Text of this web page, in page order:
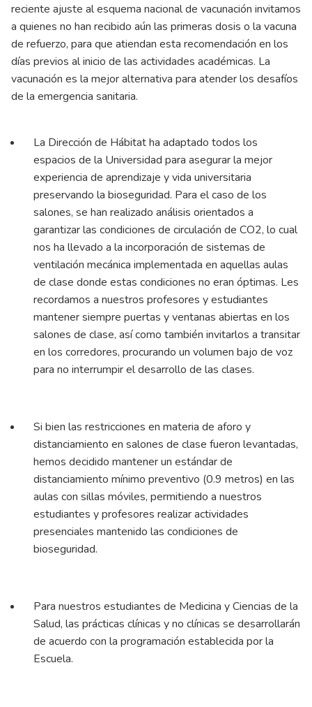
reciente ajuste al esquema nacional de vacunación invitamos
a quienes no han recibido aún las primeras dosis o la vacuna
de refuerzo, para que atiendan esta recomendación en los
días previos al inicio de las actividades académicas. La
vacunación es la mejor alternativa para atender los desafíos
de la emergencia sanitaria.
La Dirección de Hábitat ha adaptado todos los
espacios de la Universidad para asegurar la mejor
experiencia de aprendizaje y vida universitaria
preservando la bioseguridad. Para el caso de los
salones, se han realizado análisis orientados a
garantizar las condiciones de circulación de CO2, lo cual
nos ha llevado a la incorporación de sistemas de
ventilación mecánica implementada en aquellas aulas
de clase donde estas condiciones no eran óptimas. Les
recordamos a nuestros profesores y estudiantes
mantener siempre puertas y ventanas abiertas en los
salones de clase, así como también invitarlos a transitar
en los corredores, procurando un volumen bajo de voz
para no interrumpir el desarrollo de las clases.
Si bien las restricciones en materia de aforo y
distanciamiento en salones de clase fueron levantadas,
hemos decidido mantener un estándar de
distanciamiento mínimo preventivo (0.9 metros) en las
aulas con sillas móviles, permitiendo a nuestros
estudiantes y profesores realizar actividades
presenciales mantenido las condiciones de
bioseguridad.
Para nuestros estudiantes de Medicina y Ciencias de la
Salud, las prácticas clínicas y no clínicas se desarrollarán
de acuerdo con la programación establecida por la
Escuela.